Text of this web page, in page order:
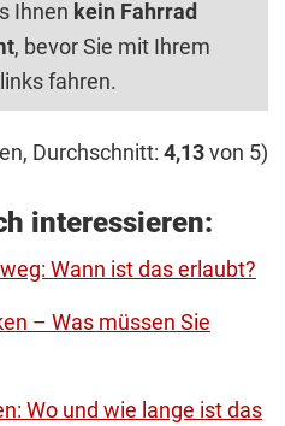
Ihnen kein Fahrrad
, bevor Sie mit Ihrem
fahren.
Durchschnitt: 4,13von 5)
interessieren:
Wann ist das erlaubt?
– Was müssen Sie
Wo und wie lange ist das